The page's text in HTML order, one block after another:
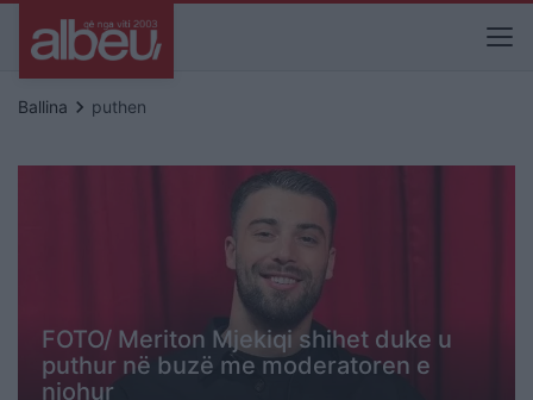
Ballina keyboard_arrow_right puthen
FOTO/ Meriton Mjekiqi shihet duke u
puthur në buzë me moderatoren e
njohur